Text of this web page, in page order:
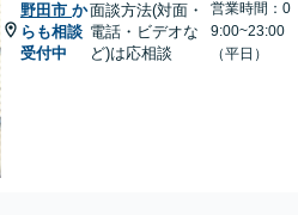
野田市 か
らも相談
受付中
面談方法(対面・
電話・ビデオな
ど)は応相談
営業時間：0
9:00~23:00
（平日）